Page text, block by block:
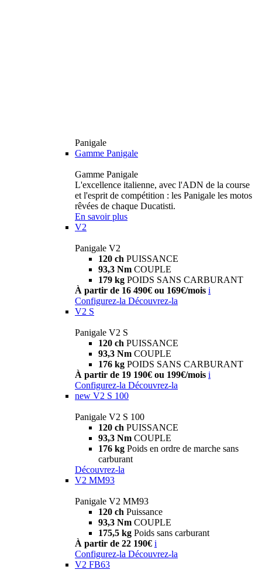
Panigale
Gamme Panigale
Gamme Panigale
L'excellence italienne, avec l'ADN de la course
et l'esprit de compétition : les Panigale les motos
rêvées de chaque Ducatisti.
En savoir plus
V2
Panigale V2
120 ch PUISSANCE
93,3 Nm COUPLE
179 kg POIDS SANS CARBURANT
À partir de 16 490€ ou 169€/mois i
Configurez-la Découvrez-la
V2 S
Panigale V2 S
120 ch PUISSANCE
93,3 Nm COUPLE
176 kg POIDS SANS CARBURANT
À partir de 19 190€ ou 199€/mois i
Configurez-la Découvrez-la
new V2 S 100
Panigale V2 S 100
120 ch PUISSANCE
93,3 Nm COUPLE
176 kg Poids en ordre de marche sans
carburant
Découvrez-la
V2 MM93
Panigale V2 MM93
120 ch Puissance
93,3 Nm COUPLE
175,5 kg Poids sans carburant
À partir de 22 190€ i
Configurez-la Découvrez-la
V2 FB63